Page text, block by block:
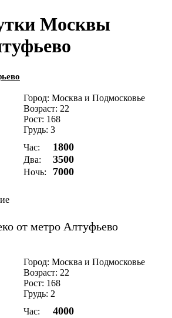
Москвы
Город: Москва и Подмосковье
Возраст: 22
Рост: 168
Грудь: 3
Час:
1800
Два: 3500
Ночь: 7000
от метро Алтуфьево
Город: Москва и Подмосковье
Возраст: 22
Рост: 168
Грудь: 2
Час:
4000